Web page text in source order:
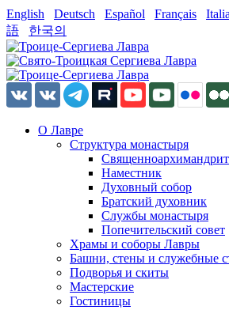
English Deutsch Español Français
語
한국의
О Лавре
Структура монастыря
Священноархимандрит
Наместник
Духовный собор
Братский духовник
Службы монастыря
Попечительский совет
Храмы и соборы Лавры
Башни, стены и служебные
Подворья и скиты
Мастерские
Гостиницы